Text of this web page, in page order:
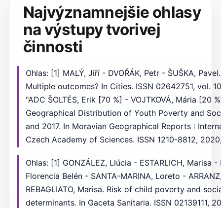
Najvýznamnejšie ohlasy
na výstupy tvorivej
činnosti
Ohlas: [1] MALÝ, Jiří - DVOŘÁK, Petr - ŠUŠKA,
Multiple outcomes? In Cities. ISSN 02642751, vol.
"ADC ŠOLTÉS, Erik [70 %] - VOJTKOVÁ, Mária [20
Geographical Distribution of Youth Poverty and
and 2017. In Moravian Geographical Reports :
Czech Academy of Sciences. ISSN 1210-8812,
Ohlas: [1] GONZÁLEZ, Llúcia - ESTARLICH, Marisa
Florencia Belén - SANTA-MARINA, Loreto -
REBAGLIATO, Marisa. Risk of child poverty and
determinants. In Gaceta Sanitaria. ISSN 02139111,